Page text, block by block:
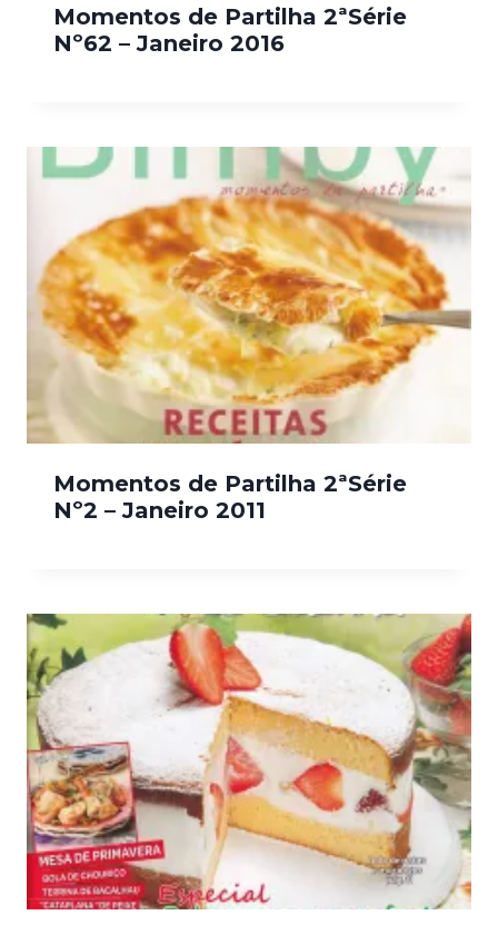
Momentos de Partilha 2ªSérie
Nº62 – Janeiro 2016
Momentos de Partilha 2ªSérie
Nº2 – Janeiro 2011